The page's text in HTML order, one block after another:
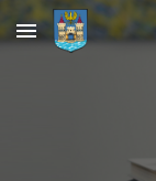
Skip to main